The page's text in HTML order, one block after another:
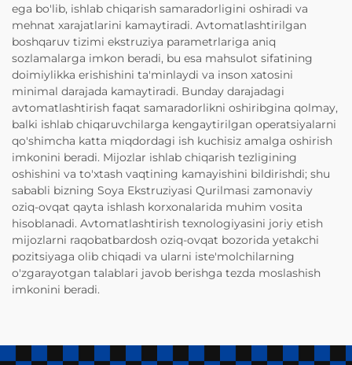
ega bo'lib, ishlab chiqarish samaradorligini oshiradi va
mehnat xarajatlarini kamaytiradi. Avtomatlashtirilgan
boshqaruv tizimi ekstruziya parametrlariga aniq
sozlamalarga imkon beradi, bu esa mahsulot sifatining
doimiylikka erishishini ta'minlaydi va inson xatosini
minimal darajada kamaytiradi. Bunday darajadagi
avtomatlashtirish faqat samaradorlikni oshiribgina qolmay,
balki ishlab chiqaruvchilarga kengaytirilgan operatsiyalarni
qo'shimcha katta miqdordagi ish kuchisiz amalga oshirish
imkonini beradi. Mijozlar ishlab chiqarish tezligining
oshishini va to'xtash vaqtining kamayishini bildirishdi; shu
sababli bizning Soya Ekstruziyasi Qurilmasi zamonaviy
oziq-ovqat qayta ishlash korxonalarida muhim vosita
hisoblanadi. Avtomatlashtirish texnologiyasini joriy etish
mijozlarni raqobatbardosh oziq-ovqat bozorida yetakchi
pozitsiyaga olib chiqadi va ularni iste'molchilarning
o'zgarayotgan talablari javob berishga tezda moslashish
imkonini beradi.